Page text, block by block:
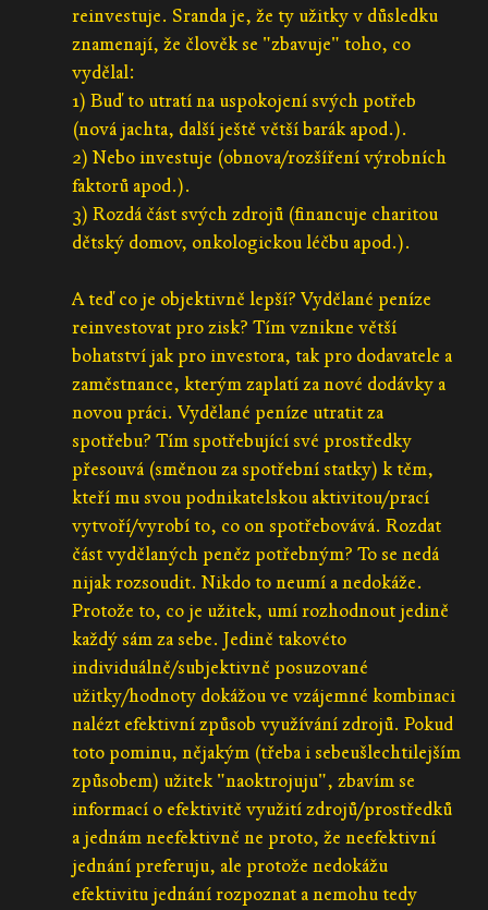
reinvestuje. Sranda je, že ty užitky v důsledku
znamenají, že člověk se "zbavuje" toho, co
vydělal:
1) Buď to utratí na uspokojení svých potřeb
(nová jachta, další ještě větší barák apod.).
2) Nebo investuje (obnova/rozšíření výrobních
faktorů apod.).
3) Rozdá část svých zdrojů (financuje charitou
dětský domov, onkologickou léčbu apod.).
A teď co je objektivně lepší? Vydělané peníze
reinvestovat pro zisk? Tím vznikne větší
bohatství jak pro investora, tak pro dodavatele a
zaměstnance, kterým zaplatí za nové dodávky a
novou práci. Vydělané peníze utratit za
spotřebu? Tím spotřebující své prostředky
přesouvá (směnou za spotřební statky) k těm,
kteří mu svou podnikatelskou aktivitou/prací
vytvoří/vyrobí to, co on spotřebovává. Rozdat
část vydělaných peněz potřebným? To se nedá
nijak rozsoudit. Nikdo to neumí a nedokáže.
Protože to, co je užitek, umí rozhodnout jedině
každý sám za sebe. Jedině takovéto
individuálně/subjektivně posuzované
užitky/hodnoty dokážou ve vzájemné kombinaci
nalézt efektivní způsob využívání zdrojů. Pokud
toto pominu, nějakým (třeba i sebeušlechtilejším
způsobem) užitek "naoktrojuju", zbavím se
informací o efektivitě využití zdrojů/prostředků
a jednám neefektivně ne proto, že neefektivní
jednání preferuju, ale protože nedokážu
efektivitu jednání rozpoznat a nemohu tedy